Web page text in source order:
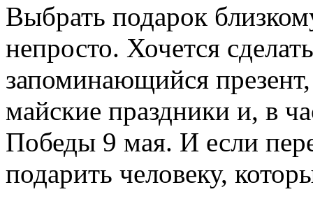
Выбрать подарок
непросто. Хочется
запоминающийся
майские праздники и, в
Победы 9 мая. И если
подарить человеку,